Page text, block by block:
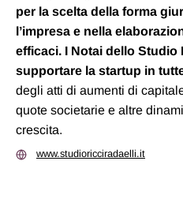
per la scelta della forma
l’impresa e nella
efficaci. I Notai dello
supportare la startup in
degli atti di aumenti di
quote societarie e altre
crescita.
www.studioricciradaelli.it